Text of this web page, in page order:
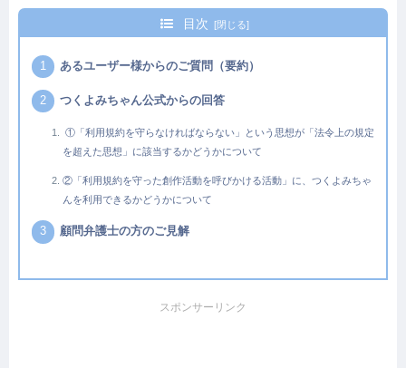
目次
あるユーザー様からのご質問（要約）
つくよみちゃん公式からの回答
①「利用規約を守らなければならない」という思想が「法令上の規定
を超えた思想」に該当するかどうかについて
②「利用規約を守った創作活動を呼びかける活動」に、つくよみちゃ
んを利用できるかどうかについて
顧問弁護士の方のご見解
スポンサーリンク